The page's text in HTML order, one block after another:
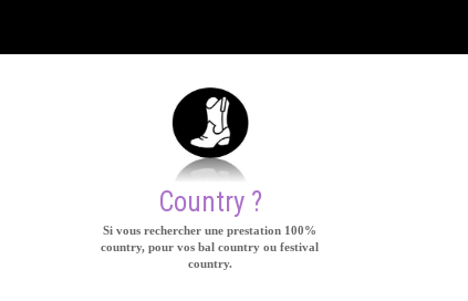
Country ?
Si vous rechercher une prestation 100%
country, pour vos bal country ou festival
country.